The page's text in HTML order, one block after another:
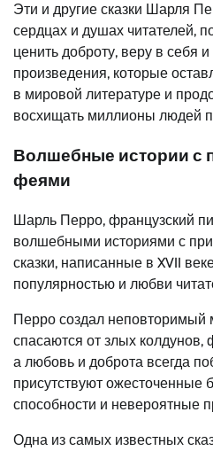
Эти и другие сказки Шарля
сердцах и душах читателей,
ценить доброту, веру в себя
произведения, которые
в мировой литературе и
восхищать миллионы людей
Волшебные истории с
феями
Шарль Перро, французский
волшебными историями с
сказки, написанные в XVII
популярностью и любви
Перро создал неповторимый
спасаются от злых
а любовь и доброта всегда
присутствуют
способности и невероятные
Одна из самых известных